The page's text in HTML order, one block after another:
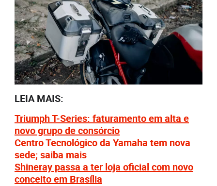
LEIA MAIS:
Triumph T-Series: faturamento em alta e
novo grupo de consórcio
Centro Tecnológico da Yamaha tem nova
sede; saiba mais
Shineray passa a ter loja oficial com novo
conceito em Brasília